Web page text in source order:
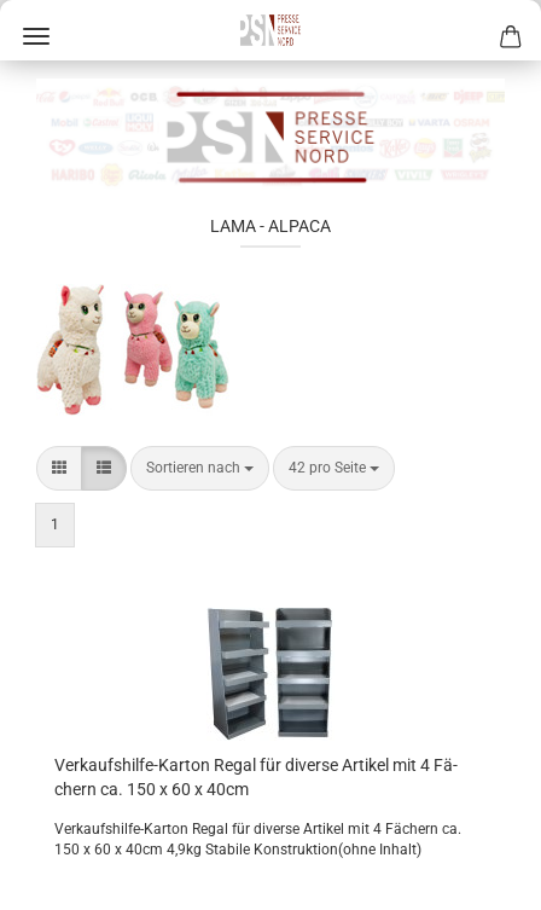
LAMA - ALPACA
Sortieren nach 42 pro Seite
1
Verkaufshilfe-​​Kar­ton Regal für di­ver­se Ar­ti­kel mit 4 Fä­
chern ca. 150 x 60 x 40cm
Verkaufshilfe-​Karton Regal für di­ver­se Ar­ti­kel mit 4 Fä­chern ca.
150 x 60 x 40cm 4,9kg Sta­bi­le Kon­struk­ti­on(ohne In­halt)